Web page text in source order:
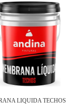
LIQUIDA TECHOS